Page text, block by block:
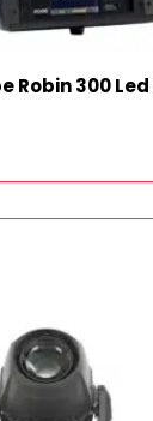
Robin 300